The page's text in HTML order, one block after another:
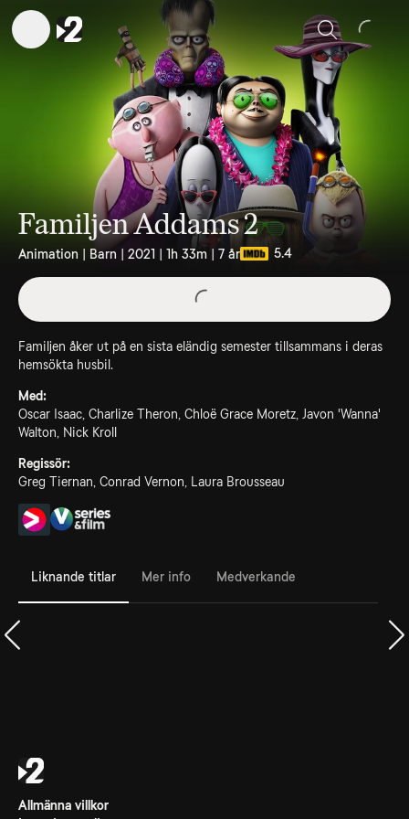
Sök
Familjen Addams 2
Animation | Barn | 2021 | 1h 33m | 7 år 5.4
Familjen åker ut på en sista eländig semester tillsammans i deras
hemsökta husbil.
Med:
Oscar Isaac, Charlize Theron, Chloë Grace Moretz, Javon 'Wanna'
Walton, Nick Kroll
Regissör:
Greg Tiernan, Conrad Vernon, Laura Brousseau
Liknande titlar Mer info Medverkande
Allmänna villkor